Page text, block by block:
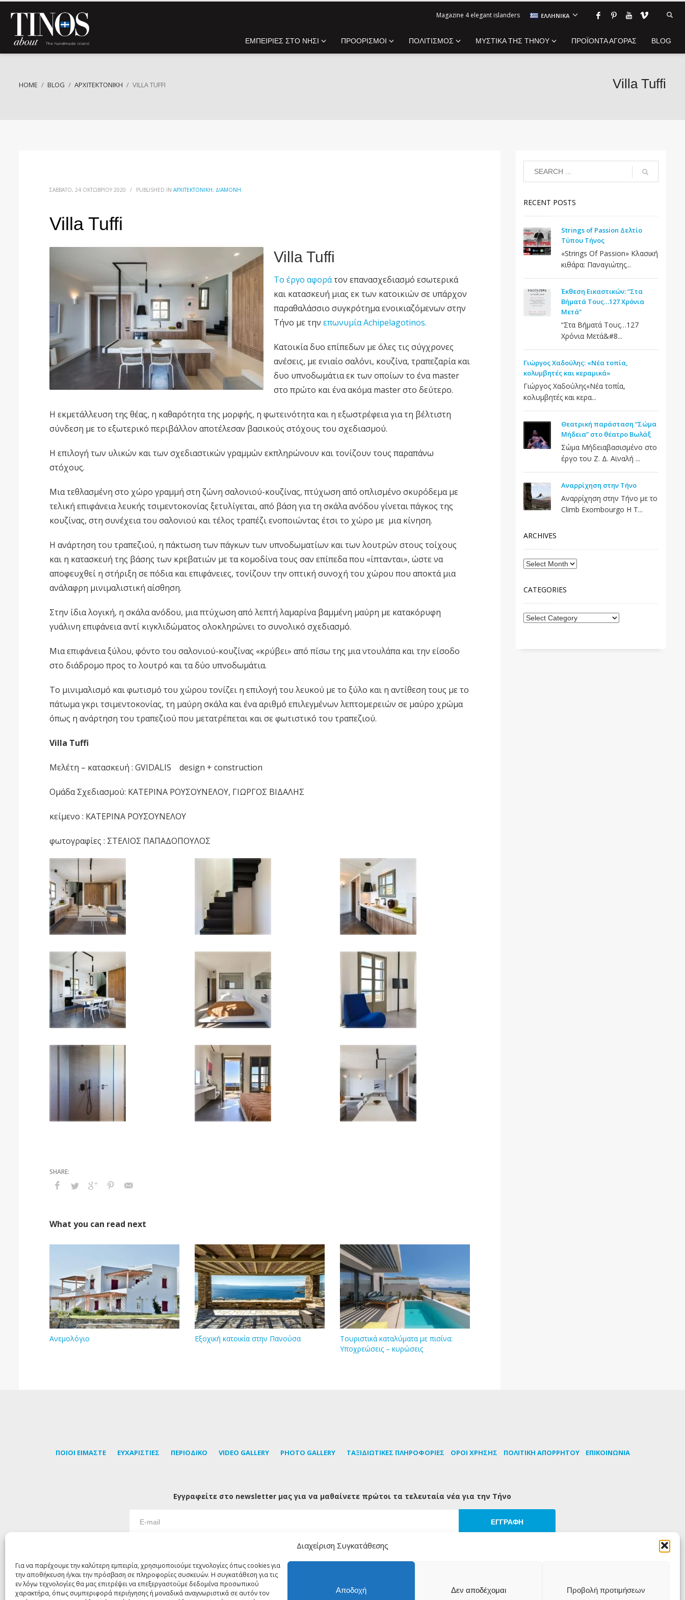
Διαχείριση Συγκατάθεσης
Για να παρέχουμε την καλύτερη εμπειρία, χρησιμοποιούμε τεχνολογίες όπως cookies για
την αποθήκευση ή/και την πρόσβαση σε πληροφορίες συσκευών. Η συγκατάθεση για τις
εν λόγω τεχνολογίες θα μας επιτρέψει να επεξεργαστούμε δεδομένα προσωπικού
χαρακτήρα, όπως συμπεριφορά περιήγησης ή μοναδικά αναγνωριστικά σε αυτόν τον
Αποδοχή Δεν αποδέχομαι Προβολή προτιμήσεων
Magazine 4 elegant islanders ΕΛΛΗΝΙΚΆ
ΕΜΠΕΙΡΙΕΣ ΣΤΟ ΝΗΣΙ ΠΡΟΟΡΙΣΜΟΙ ΠΟΛΙΤΙΣΜΟΣ ΜΥΣΤΙΚΑ ΤΗΣ ΤΗΝΟΥ ΠΡΟΪΟΝΤΑ ΑΓΟΡΑΣ BLOG
HOME BLOG ΑΡΧΙΤΕΚΤΟΝΙΚΉ VILLA TUFFI Villa Tuffi
ΣΆΒΒΑΤΟ, 24 ΟΚΤΩΒΡΊΟΥ 2020 / PUBLISHED IN ΑΡΧΙΤΕΚΤΟΝΙΚΉ, ΔΙΑΜΟΝΉ
Villa Tuffi
Villa Tuffi
Το έργο αφοράτον επανασχεδιασμό εσωτερικά
και κατασκευή μιας εκ των κατοικιών σε υπάρχον
παραθαλάσσιο συγκρότημα ενοικιαζόμενων στην
Τήνο με την επωνυμία Achipelagotinos.
Κατοικία δυο επίπεδων με όλες τις σύγχρονες
ανέσεις, με ενιαίο σαλόνι, κουζίνα, τραπεζαρία και
δυο υπνοδωμάτια εκ των οποίων το ένα master
στο πρώτο και ένα ακόμα master στο δεύτερο.
Η εκμετάλλευση της θέας, η καθαρότητα της μορφής, η φωτεινότητα και η εξωστρέφεια για τη βέλτιστη
σύνδεση με το εξωτερικό περιβάλλον αποτέλεσαν βασικούς στόχους του σχεδιασμού.
Η επιλογή των υλικών και των σχεδιαστικών γραμμών εκπληρώνουν και τονίζουν τους παραπάνω
στόχους.
Μια τεθλασμένη στο χώρο γραμμή στη ζώνη σαλονιού-κουζίνας, πτύχωση από οπλισμένο σκυρόδεμα με
τελική επιφάνεια λευκής τσιμεντοκονίας ξετυλίγεται, από βάση για τη σκάλα ανόδου γίνεται πάγκος της
κουζίνας, στη συνέχεια του σαλονιού και τέλος τραπέζι ενοποιώντας έτσι το χώρο με μια κίνηση.
Η ανάρτηση του τραπεζιού, η πάκτωση των πάγκων των υπνοδωματίων και των λουτρών στους τοίχους
και η κατασκευή της βάσης των κρεβατιών με τα κομοδίνα τους σαν επίπεδα που «ίπτανται», ώστε να
αποφευχθεί η στήριξη σε πόδια και επιφάνειες, τονίζουν την οπτική συνοχή του χώρου που αποκτά μια
ανάλαφρη μινιμαλιστική αίσθηση.
Στην ίδια λογική, η σκάλα ανόδου, μια πτύχωση από λεπτή λαμαρίνα βαμμένη μαύρη με κατακόρυφη
γυάλινη επιφάνεια αντί κιγκλιδώματος ολοκληρώνει το συνολικό σχεδιασμό.
Μια επιφάνεια ξύλου, φόντο του σαλονιού-κουζίνας «κρύβει» από πίσω της μια ντουλάπα και την είσοδο
στο διάδρομο προς το λουτρό και τα δύο υπνοδωμάτια.
Το μινιμαλισμό και φωτισμό του χώρου τονίζει η επιλογή του λευκού με το ξύλο και η αντίθεση τους με το
πάτωμα γκρι τσιμεντοκονίας, τη μαύρη σκάλα και ένα αριθμό επιλεγμένων λεπτομερειών σε μαύρο χρώμα
όπως η ανάρτηση του τραπεζιού που μετατρέπεται και σε φωτιστικό του τραπεζιού.
Villa Tuffi
Μελέτη – κατασκευή : GVIDALIS design + construction
Ομάδα Σχεδιασμού: ΚΑΤΕΡΙΝΑ ΡΟΥΣΟΥΝΕΛΟΥ, ΓΙΩΡΓΟΣ ΒΙΔΑΛΗΣ
κείμενο : ΚΑΤΕΡΙΝΑ ΡΟΥΣΟΥΝΕΛΟΥ
φωτογραφίες : ΣΤΕΛΙΟΣ ΠΑΠΑΔΟΠΟΥΛΟΣ
What you can read next
Ανεμολόγιο Εξοχική κατοικία στην Πανούσα
Τουριστικά καταλύματα με πισίνα:
Υποχρεώσεις – κυρώσεις
RECENT POSTS
Strings of Passion Δελτίο
Τύπου Τήνος
«Strings Of Passion» Κλασική
κιθάρα: Παναγιώτης...
Έκθεση Εικαστικών: “Στα
Βήματά Τους…127 Χρόνια
Μετά”
“Στα Βήματά Τους…127
Χρόνια Μετά&#8...
Γιώργος Χαδούλης: «Νέα τοπία,
κολυμβητές και κεραμικά»
Γιώργος Χαδούλης«Νέα τοπία,
κολυμβητές και κερα...
Θεατρική παράσταση “Σώμα
Μήδεια” στο θέατρο Βωλάξ
Σώμα Μήδειαβασισμένο στο
έργο του Ζ. Δ. Αϊναλή ...
Αναρρίχηση στην Τήνο
Αναρρίχηση στην Τήνο με το
Climb Exombourgo Η Τ...
ARCHIVES
CATEGORIES
ΠΟΙΟΙ ΕΙΜΑΣΤΕ ΕΥΧΑΡΙΣΤΙΕΣ ΠΕΡΙΟΔΙΚΟ VIDEO GALLERY PHOTO GALLERY TΑΞΙΔΙΩΤΙΚΕΣ ΠΛΗΡΟΦΟΡΙΕΣ ΟΡΟΙ ΧΡΗΣΗΣ ΠΟΛΙΤΙΚΗ ΑΠΟΡΡΗΤΟΥ ΕΠΙΚΟΙΝΩΝΙΑ
Εγγραφείτε στο newsletter μας για να μαθαίνετε πρώτοι τα τελευταία νέα για την Τήνο
ΕΓΓΡΑΦΗ
FOLLOW US
© Copyright 2018 Tinos About - All rights reserved | Powered by